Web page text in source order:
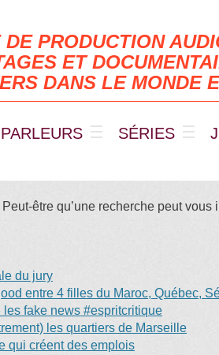
DE PRODUCTION
ET
DANS LE MONDE
SÉRIES
être qu’une recherche peut vous
du jury
entre 4 filles du Maroc, Québec,
fake news #espritcritique
les quartiers de Marseille
qui créent des emplois